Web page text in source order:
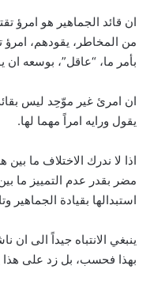
ان قائد الجماهير هو امرؤ
من المخاطر، يقودهم، امرؤ
بأمر ما، “عاقل”، بوسعه
ان امرئ غير موّحِد ليس
يقول ورايه امراً مهما لها.
اذا لا ندرك الاختلاف ما
مضر بقدر عدم التمييز ما
استبدالها بقيادة
ينبغي الانتباه جيداً الى
بهذا فحسب، بل زد على هذا